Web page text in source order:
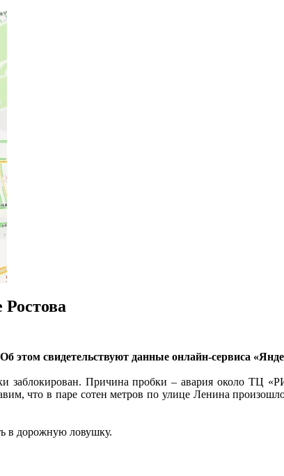
этом свидетельствуют данные онлайн-сервиса
заблокирован. Причина пробки – авария около ТЦ
что в паре сотен метров по улице Ленина
в дорожную ловушку.